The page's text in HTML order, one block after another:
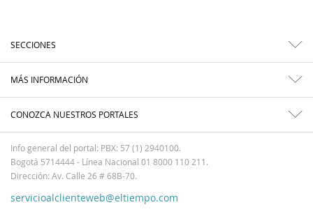
SECCIONES
MÁS INFORMACIÓN
CONOZCA NUESTROS PORTALES
Info general del portal: PBX: 57 (1) 2940100.
Bogotá 5714444 - Línea Nacional 01 8000 110 211.
Dirección: Av. Calle 26 # 68B-70.
servicioalclienteweb@eltiempo.com